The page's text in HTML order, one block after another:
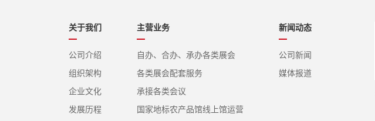
关于我们
公司介绍
组织架构
企业文化
发展历程
主营业务
自办、合办、承办各类展会
各类展会配套服务
承接各类会议
国家地标农产品馆线上馆运营
新闻动态
公司新闻
媒体报道